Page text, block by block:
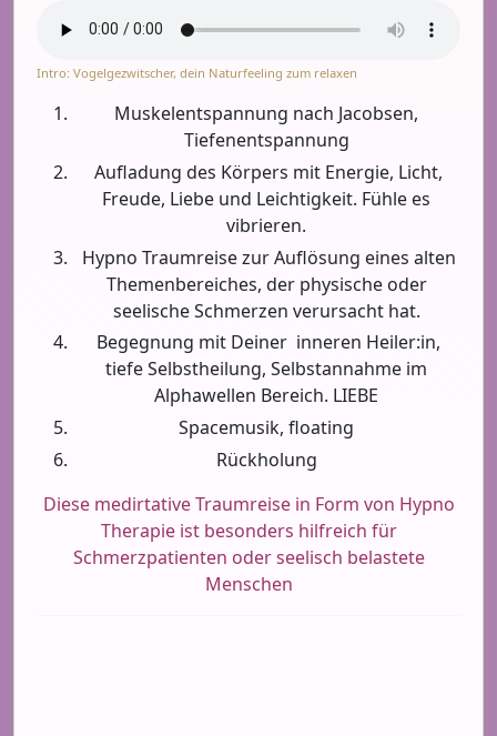
Intro: Vogelgezwitscher, dein Naturfeeling zum relaxen
Muskelentspannung nach Jacobsen,
Tiefenentspannung
Aufladung des Körpers mit Energie, Licht,
Freude, Liebe und Leichtigkeit. Fühle es
vibrieren.
Hypno Traumreise zur Auflösung eines alten
Themenbereiches, der physische oder
seelische Schmerzen verursacht hat.
Begegnung mit Deiner inneren Heiler:in,
tiefe Selbstheilung, Selbstannahme im
Alphawellen Bereich. LIEBE
Spacemusik, floating
Rückholung
Diese medirtative Traumreise in Form von Hypno
Therapie ist besonders hilfreich für
Schmerzpatienten oder seelisch belastete
Menschen